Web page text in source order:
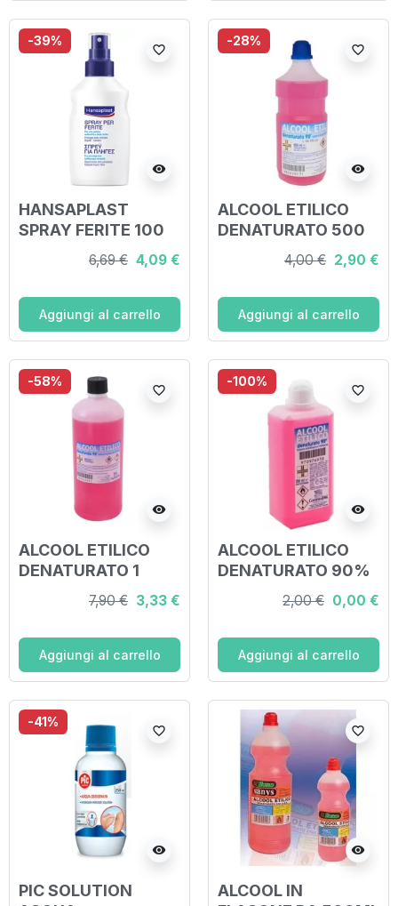
-39%
visibility
favorite_border
HANSAPLAST
SPRAY FERITE 100
6,69 € 4,09 €
Aggiungi al carrello
-28%
visibility
favorite_border
ALCOOL ETILICO
DENATURATO 500
4,00 € 2,90 €
Aggiungi al carrello
-58%
visibility
favorite_border
ALCOOL ETILICO
DENATURATO 1
7,90 € 3,33 €
Aggiungi al carrello
-100%
visibility
favorite_border
ALCOOL ETILICO
DENATURATO 90%
2,00 € 0,00 €
Aggiungi al carrello
-41%
visibility
favorite_border
PIC SOLUTION
visibility
favorite_border
ALCOOL IN